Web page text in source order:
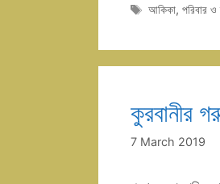
Tags
আকিকা, পরিবার
কুরবানীর
7 March 2019